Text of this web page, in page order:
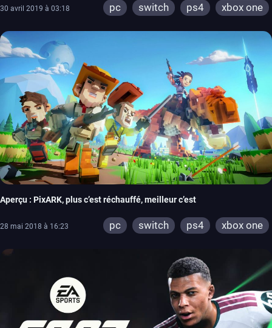
30 avril 2019 à 03:18 pc switch ps4 xbox one
Aperçu : PixARK, plus c’est réchauffé, meilleur c’est
28 mai 2018 à 16:23 pc switch ps4 xbox one